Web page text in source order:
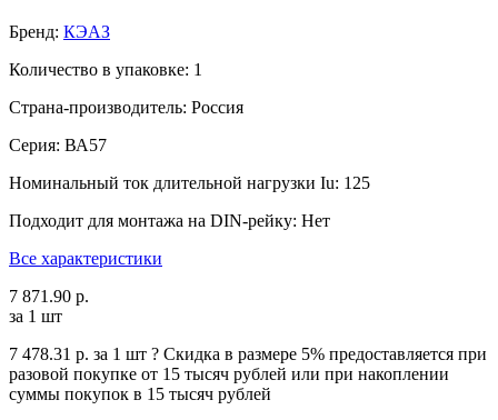
Бренд: КЭАЗ
Количество в упаковке: 1
Страна-производитель: Россия
Серия: ВА57
Номинальный ток длительной нагрузки Iu: 125
Подходит для монтажа на DIN-рейку: Нет
Все характеристики
7 871.90 р.
за 1 шт
7 478.31 р. за 1 шт ? Cкидка в размере 5% предоставляется при
разовой покупке от 15 тысяч рублей или при накоплении
суммы покупок в 15 тысяч рублей